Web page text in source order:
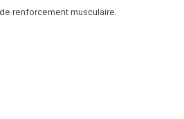
renforcement musculaire.